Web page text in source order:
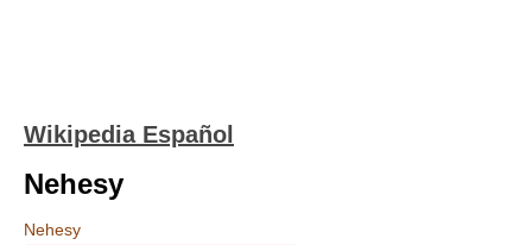
Wikipedia Español
Nehesy
Nehesy